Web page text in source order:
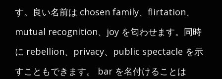
す。良い名前は chosen family、flirtation、
mutual recognition、joy を匂わせます。同時
に rebellion、privacy、public spectacle を示
すこともできます。 bar を名付けることは